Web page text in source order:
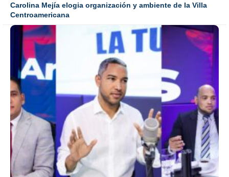
Carolina Mejía elogia organización y ambiente de la Villa
Centroamericana